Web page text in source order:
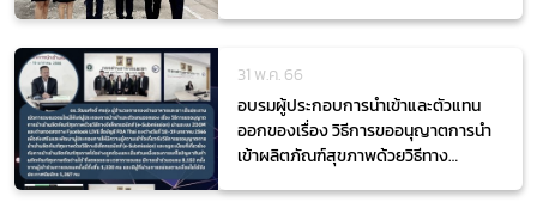
31 พ.ค. 66
อบรมผู้ประกอบการนำเข้าและตัวแทน
ออกของเรื่อง วิธีการขออนุญาตการนำ
เข้าผลิตภัณฑ์สุขภาพด้วยวิธีทาง